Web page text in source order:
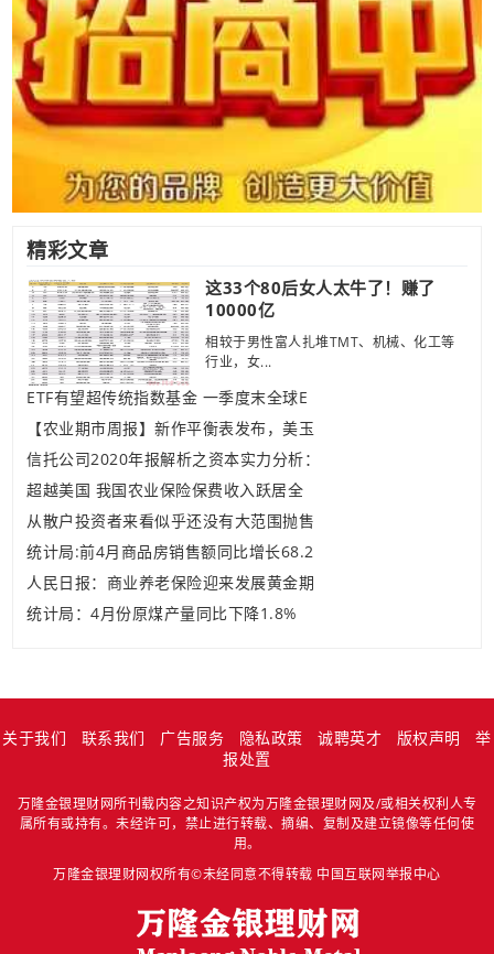
精彩文章
这33个80后女人太牛了！赚了
10000亿
相较于男性富人扎堆TMT、机械、化工等
行业，女...
ETF有望超传统指数基金 一季度末全球E
【农业期市周报】新作平衡表发布，美玉
信托公司2020年报解析之资本实力分析：
超越美国 我国农业保险保费收入跃居全
从散户投资者来看似乎还没有大范围抛售
统计局:前4月商品房销售额同比增长68.2
人民日报：商业养老保险迎来发展黄金期
统计局：4月份原煤产量同比下降1.8%
关于我们 联系我们 广告服务 隐私政策 诚聘英才 版权声明
举
报处置
万隆金银理财网所刊载内容之知识产权为万隆金银理财网及/或相关权利人专
属所有或持有。未经许可，禁止进行转载、摘编、复制及建立镜像等任何使
用。
万隆金银理财网权所有©未经同意不得转载 中国互联网举报中心